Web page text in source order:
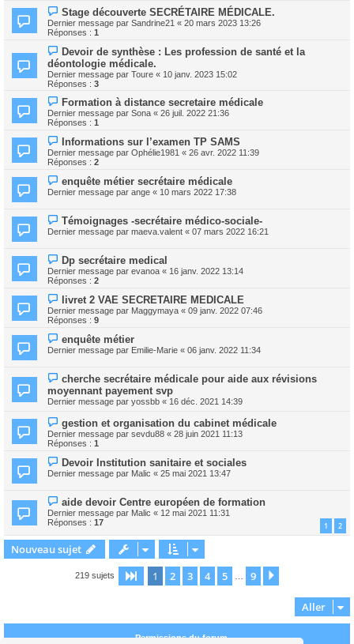
Stage découverte SECRÉTAIRE MÉDICALE.
Dernier message par Sandrine21 « 20 mars 2023 13:26
Réponses : 1
Devoir de synthèse : Les profession de santé et la
déontologie médicale.
Dernier message par Toure « 10 janv. 2023 15:02
Réponses : 3
Formation à distance secretaire médicale
Dernier message par Sona « 26 juil. 2022 21:36
Réponses : 1
Informations sur l’examen TP SAMS
Dernier message par Ophélie1981 « 26 avr. 2022 11:39
Réponses : 2
enquête métier secrétaire médicale
Dernier message par ange « 10 mars 2022 17:38
Témoignages -secrétaire médico-sociale-
Dernier message par maeva.valent « 07 mars 2022 16:21
Dp secrétaire medical
Dernier message par evanoa « 16 janv. 2022 13:14
Réponses : 2
livret 2 VAE SECRETAIRE MEDICALE
Dernier message par Maggymaya « 09 janv. 2022 07:46
Réponses : 9
enquête métier
Dernier message par Emilie-Marie « 06 janv. 2022 11:34
cherche secrétaire médicale pour aide aux révisions
moyennant payement svp
Dernier message par yossbb « 16 déc. 2021 14:39
gestion et organisation du cabinet médicale
Dernier message par sevdu88 « 28 juin 2021 11:13
Réponses : 1
Devoir Institution sanitaire et sociales
Dernier message par Malic « 25 mai 2021 13:47
aide devoir Centre européen de formation
Dernier message par Malic « 12 mai 2021 11:31
Réponses : 17 1 2
Nouveau sujet
219 sujets Page 1sur9
1 2 3 4 5 9
Aller
Permissions du forum